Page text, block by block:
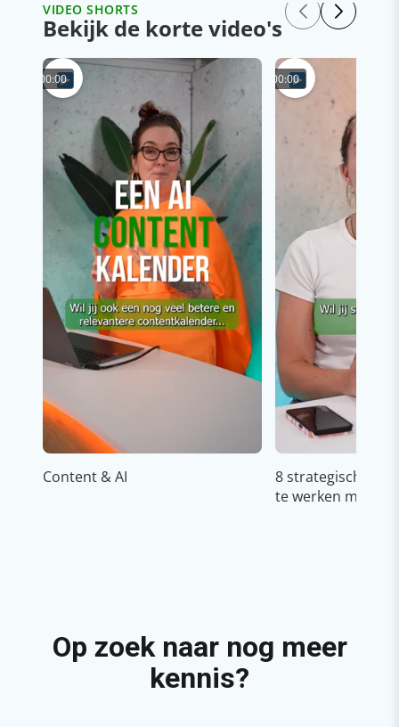
VIDEO SHORTS
Bekijk de korte video's
00:00
Content & AI
00:00
8 strategische
te werken met
Op zoek naar nog meer
kennis?